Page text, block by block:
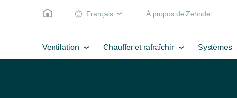
Français Á propos de Zehnder
Ventilation Chauffer et rafraîchir Systèmes